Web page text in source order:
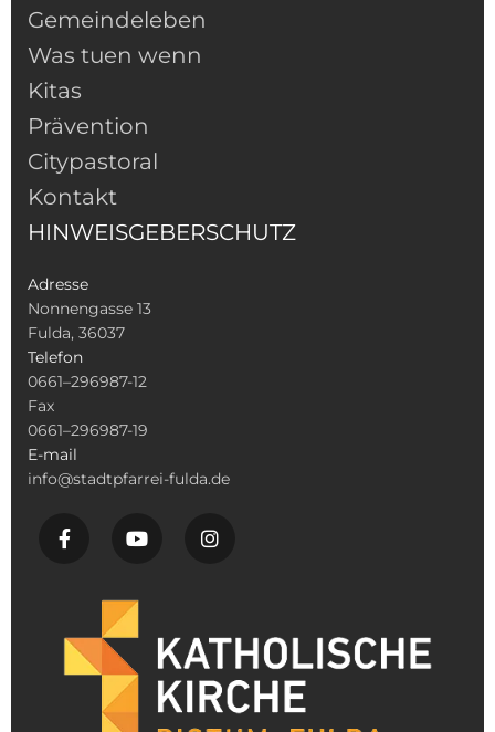
Gemeindeleben
Was tuen wenn
Kitas
Prävention
Citypastoral
Kontakt
HINWEISGEBERSCHUTZ
Adresse
Nonnengasse 13
Fulda, 36037
Telefon
0661–296987-12
Fax
0661–296987-19
E-mail
info@stadtpfarrei-fulda.de